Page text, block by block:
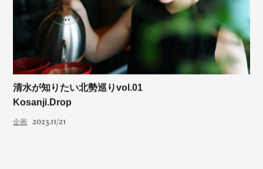
清水が知りたい北勢巡りvol.01
Kosanji.Drop
企画 2023.11/21